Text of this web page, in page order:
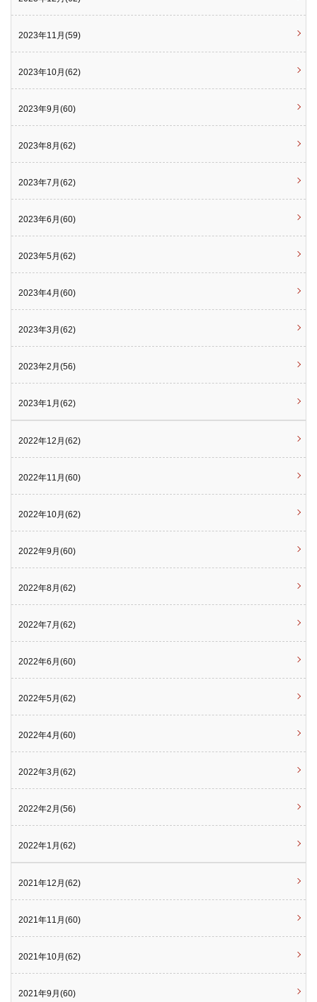
2023年11月(59)
2023年10月(62)
2023年9月(60)
2023年8月(62)
2023年7月(62)
2023年6月(60)
2023年5月(62)
2023年4月(60)
2023年3月(62)
2023年2月(56)
2023年1月(62)
2022年12月(62)
2022年11月(60)
2022年10月(62)
2022年9月(60)
2022年8月(62)
2022年7月(62)
2022年6月(60)
2022年5月(62)
2022年4月(60)
2022年3月(62)
2022年2月(56)
2022年1月(62)
2021年12月(62)
2021年11月(60)
2021年10月(62)
2021年9月(60)